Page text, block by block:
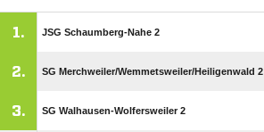
1. JSG Schaumberg-Nahe 2
2. SG Merchweiler/​Wemmetsweiler/​Heiligenwald 2
3. SG Walhausen-Wolfersweiler 2